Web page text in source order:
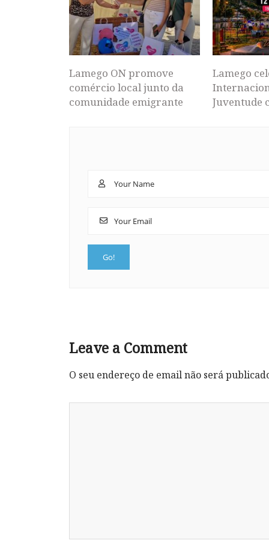
Lamego ON promove
comércio local junto da
comunidade emigrante
Lamego
Juventude
Leave a Comment
O seu endereço de email não será